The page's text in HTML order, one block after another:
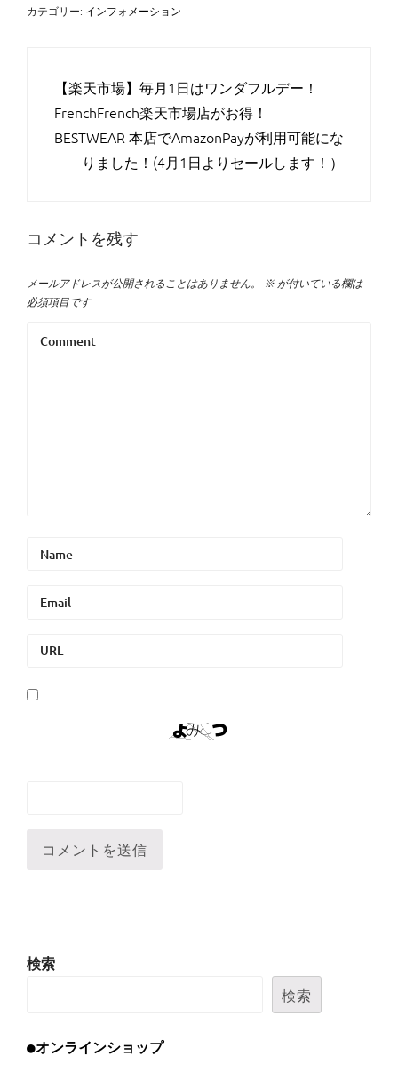
カテゴリー: インフォメーション
【楽天市場】毎月1日はワンダフルデー！
FrenchFrench楽天市場店がお得！
BESTWEAR 本店でAmazonPayが利用可能にな
りました！(4月1日よりセールします！）
コメントを残す
メールアドレスが公開されることはありません。 ※ が付いている欄は
必須項目です
検索
検索
●オンラインショップ